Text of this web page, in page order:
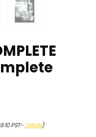
PST-Details)